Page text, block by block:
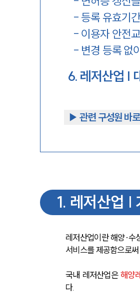
- 등록 유효기
- 이용자 안전
- 변경 등록 없
6. 레저산업 |
▶︎ 관련 구성원 바
1. 레저산업 |
레저산업이란 해양·수
서비스를 제공함으로
국내 레저산업은 해양
다.